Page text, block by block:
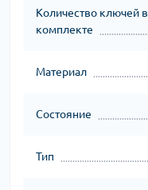
Количество ключей в
комплекте
Материал
Состояние
Тип